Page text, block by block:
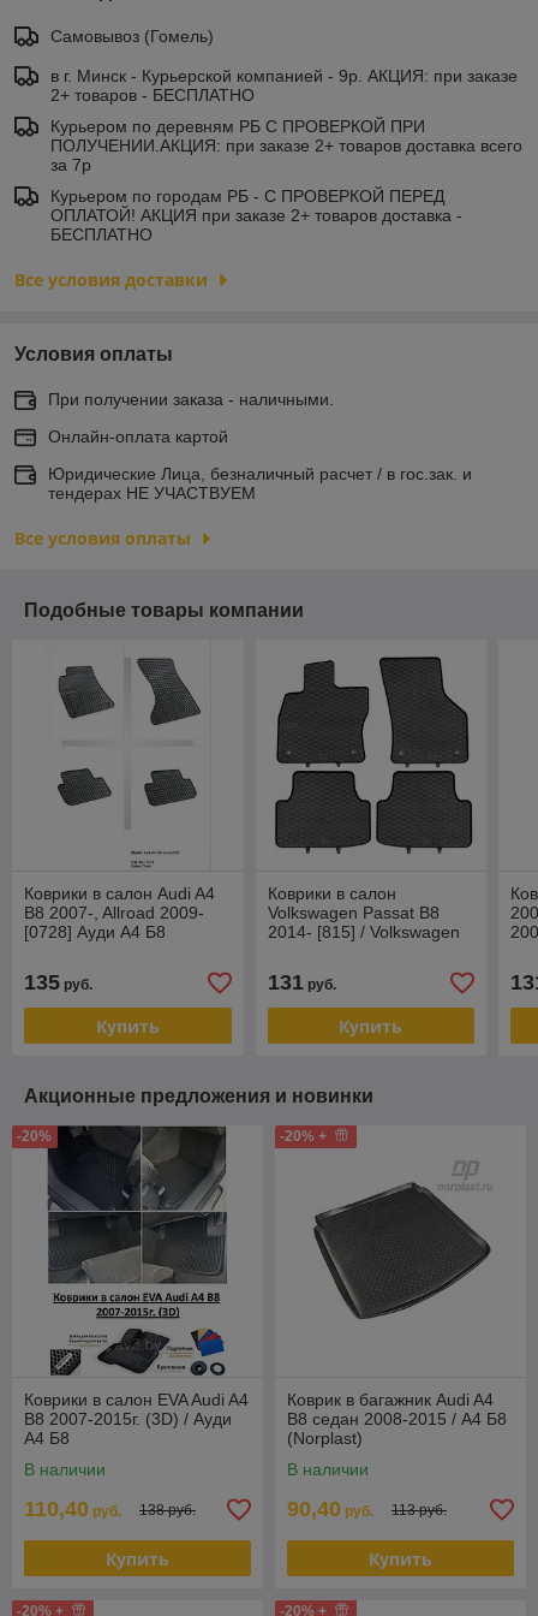
Самовывоз (Гомель)
в г. Минск - Курьерской компанией - 9р. АКЦИЯ: при заказе
2+ товаров - БЕСПЛАТНО
Курьером по деревням РБ С ПРОВЕРКОЙ ПРИ
ПОЛУЧЕНИИ.АКЦИЯ: при заказе 2+ товаров доставка всего
за 7р
Курьером по городам РБ - С ПРОВЕРКОЙ ПЕРЕД
ОПЛАТОЙ! АКЦИЯ при заказе 2+ товаров доставка -
БЕСПЛАТНО
Все условия доставки
Условия оплаты
При получении заказа - наличными.
Онлайн-оплата картой
Юридические Лица, безналичный расчет / в гос.зак. и
тендерах НЕ УЧАСТВУЕМ
Все условия оплаты
Подобные товары компании
Коврики в салон Audi A4
B8 2007-, Allroad 2009-
[0728] Ауди А4 Б8
135 руб.
Купить
Коврики в салон
Volkswagen Passat B8
2014- [815] / Volkswagen
Audi A3 8V 2012
131руб.
Купить
Акционные предложения и новинки
-20%
Коврики в салон EVA Audi A4
B8 2007-2015г. (3D) / Ауди
А4 Б8
В наличии
110,40 руб. 138 руб.
Купить
-20% +
Коврик в багажник Audi A4
B8 седан 2008-2015 / А4 Б8
(Norplast)
В наличии
90,40 руб. 113 руб.
Купить
-20% + -20% +